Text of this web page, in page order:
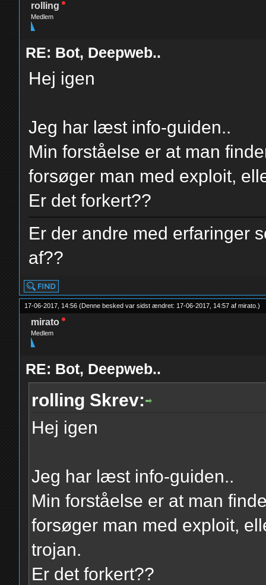
rolling
Medlem
RE: Bot, Deepweb..
Hej igen
Jeg har læst info-guiden..
Min forståelse er at man
forsøger man med exploit,
Er det forkert??
Er der andre med erfaringer
af??
17-06-2017, 14:56(Denne besked var sidst ændret: 17-06-2017, 14:57 afmirato .)
mirato
Medlem
RE: Bot, Deepweb..
rolling Skrev:
Hej igen
Jeg har læst info-guiden..
Min forståelse er at man
forsøger man med exploit,
trojan.
Er det forkert??